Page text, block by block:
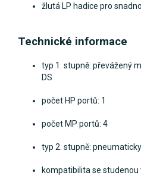
žlutá LP hadice pro
Technické informace
typ 1. stupně: převážený
DS
počet HP portů: 1
počet MP portů: 4
typ 2. stupně:
kompatibilita se studenou